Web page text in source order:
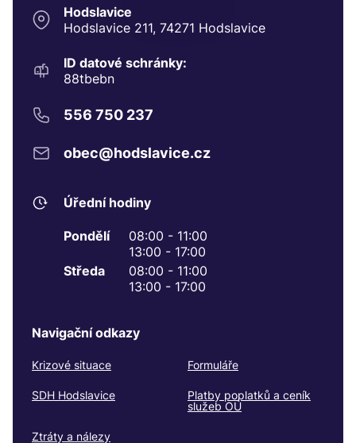
Hodslavice
Hodslavice 211, 74271 Hodslavice
ID datové schránky:
88tbebn
556 750 237
obec@hodslavice.cz
Úřední hodiny
Pondělí
08:00 - 11:00
13:00 - 17:00
Středa
08:00 - 11:00
13:00 - 17:00
Navigační odkazy
Krizové situace Formuláře
SDH Hodslavice
Platby poplatků a ceník
služeb OÚ
Ztráty a nálezy